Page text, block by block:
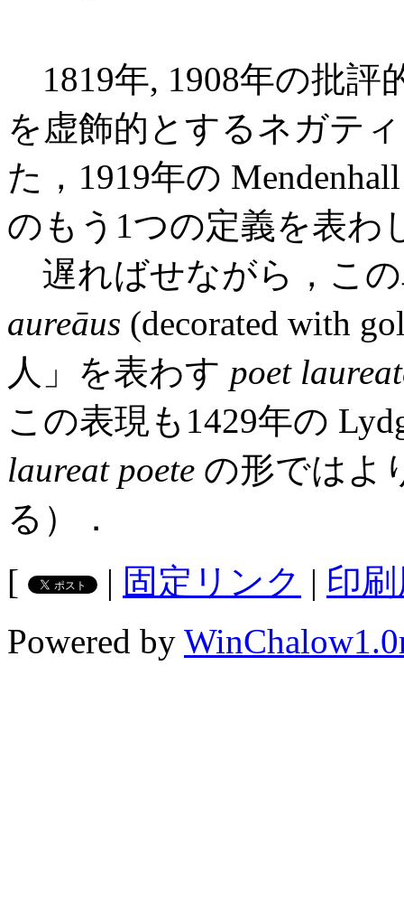
1819年, 1908年の批評
を虚飾的とするネガテ
た，1919年の
のもう1つの定義を表わ
遅ればせながら，こ
aureāus (decorated with
人」を表わす poet
この表現も1429年の
laureat poete の形ではよ
る）．
[
| 固定リンク | 印
Powered by